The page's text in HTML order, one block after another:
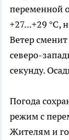
переменной
+27...+29 °C,
Ветер
северо-
секунду.
Погода
режим с
Жителям и